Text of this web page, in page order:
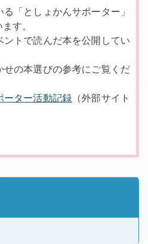
「としょかんサポーター」
す。
ントで読んだ本を公開してい
の本選びの参考にご覧くだ
ーター活動記録 （外部サイト